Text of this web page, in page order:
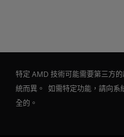
特定 AMD 技術可能需要第三方
統而異。 如需特定功能，請向系
全的。